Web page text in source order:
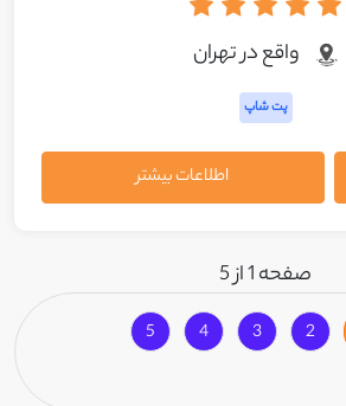
واقع در تهران
پت شاپ
اطلاعات بیشتر
صفحه 1 از 5
2
3
4
5